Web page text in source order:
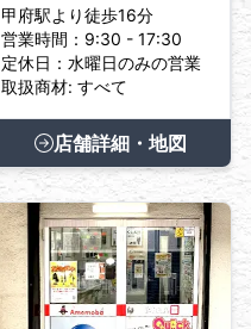
甲府駅より徒歩16分
営業時間：9:30 - 17:30
定休日：水曜日のみの営業
取扱商材: すべて
店舗詳細・地図